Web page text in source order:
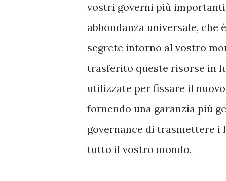
vostri governi più
abbondanza universale,
segrete intorno al vostro
trasferito queste risorse in
utilizzate per fissare il
fornendo una garanzia più
governance di trasmettere i
tutto il vostro mondo.